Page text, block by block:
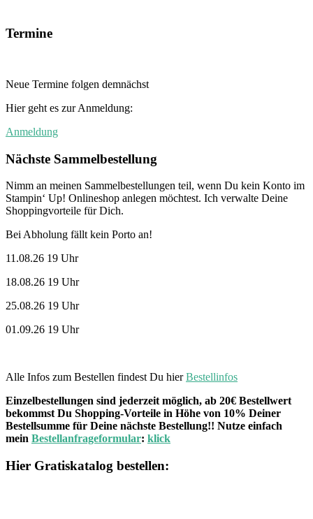
Termine
Neue Termine folgen demnächst
Hier geht es zur Anmeldung:
Anmeldung
Nächste Sammelbestellung
Nimm an meinen Sammelbestellungen teil, wenn Du kein Konto im
Stampin‘ Up! Onlineshop anlegen möchtest. Ich verwalte Deine
Shoppingvorteile für Dich.
Bei Abholung fällt kein Porto an!
11.08.26 19 Uhr
18.08.26 19 Uhr
25.08.26 19 Uhr
01.09.26 19 Uhr
Alle Infos zum Bestellen findest Du hierBestellinfos
Einzelbestellungen sind jederzeit möglich, ab 20€ Bestellwert
bekommst Du Shopping-Vorteile in Höhe von 10% Deiner
Bestellsumme für Deine nächste Bestellung!! Nutze einfach
mein Bestellanfrageformular: klick
Hier Gratiskatalog bestellen: